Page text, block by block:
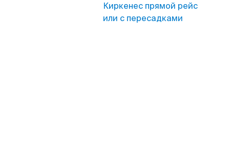
Киркенес прямой рейс
или с пересадками